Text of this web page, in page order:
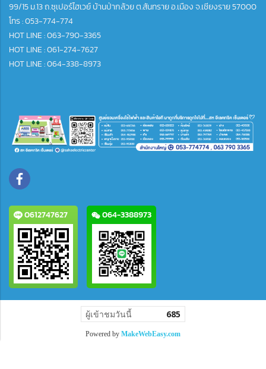
99/15 ม.13 ถ.ซุเปอร์ไฮเวย์ บ้านป่ากล้วย ต.สันทราย อ.เมือง จ.เชียงราย 57000
โทร :053-774-774
HOT LINE : 063-790-3365
HOT LINE : 061-274-7627
HOT LINE : 064-338-8973
0612747627 064-3388973
ผู้เข้าชมวันนี้ 685
Powered by MakeWebEasy.com